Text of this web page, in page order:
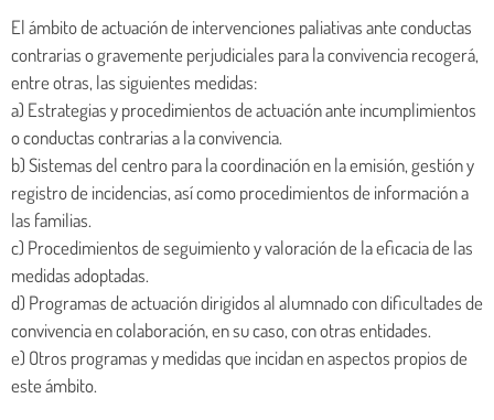
El ámbito de actuación de intervenciones paliativas ante conductas
contrarias o gravemente perjudiciales para la convivencia recogerá,
entre otras, las siguientes medidas:
a) Estrategias y procedimientos de actuación ante incumplimientos
o conductas contrarias a la convivencia.
b) Sistemas del centro para la coordinación en la emisión, gestión y
registro de incidencias, así como procedimientos de información a
las familias.
c) Procedimientos de seguimiento y valoración de la eficacia de las
medidas adoptadas.
d) Programas de actuación dirigidos al alumnado con dificultades de
convivencia en colaboración, en su caso, con otras entidades.
e) Otros programas y medidas que incidan en aspectos propios de
este ámbito.